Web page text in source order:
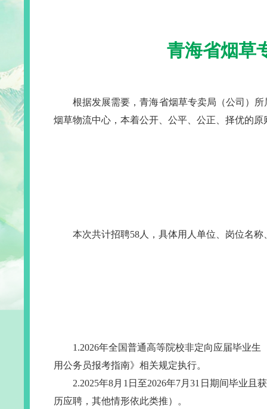
青海省烟草
根据发展需要，青海省烟草专卖局（公司）
烟草物流中心，本着公开、公平、公正、择优的
本次共计招聘58人，具体用人单位、岗位名
1.2026年全国普通高等院校非定向应届毕业
用公务员报考指南》相关规定执行。
2.2025年8月1日至2026年7月31日期间毕业
历应聘，其他情形依此类推）。